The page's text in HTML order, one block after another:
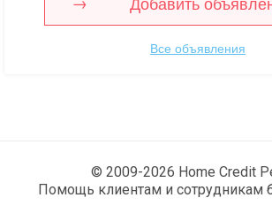
Все объявления
© 2009-2026 Home Credit
Помощь клиентам и сотрудникам